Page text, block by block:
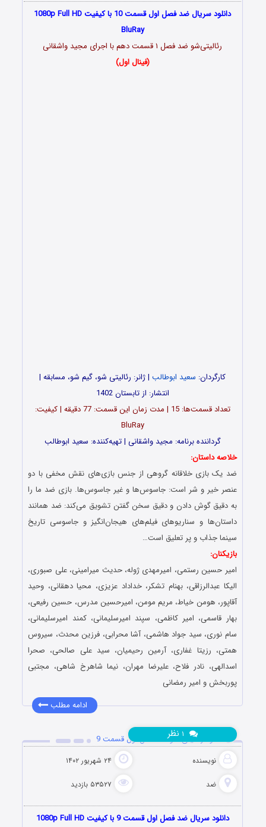
دانلود سریال ضد فصل اول قسمت 10 با کیفیت 1080p Full HD
BluRay
رئالیتی‌شو ضد فصل ۱ قسمت دهم با اجرای مجید واشقانی
(فینال اول)
کارگردان: سعید ابوطالب | ژانر: رئالیتی شو، گیم شو، مسابقه |
انتشار: از تابستان 1402
تعداد قسمت‌ها: 15 | مدت زمان این قسمت: 77 دقیقه | کیفیت:
BluRay
گرداننده برنامه: مجید واشقانی | تهیه‌کننده: سعید ابوطالب
خلاصه داستان:
ضد یک بازی خلاقانه گروهی از جنس بازی‌های نقش مخفی با دو
عنصر خیر و شر است: جاسوس‌ها و غیر جاسوس‌ها. بازی ضد ما را
به دقیق گوش دادن و دقیق سخن گفتن تشویق می‌کند: ضد همانند
داستان‌ها و سناریوهای فیلم‌های هیجان‌انگیز و جاسوسی تاریخ
سینما جذاب و پر تعلیق است…
بازیکنان:
امیر حسین رستمی، امیرمهدی ژوله، حدیث میرامینی، علی صبوری،
الیکا عبدالرزاقی، بهنام تشکر، خداداد عزیزی، محیا دهقانی، وحید
آقاپور، هومن خیاط، مریم مومن، امیرحسین مدرس، حسین رفیعی،
بهار قاسمی، امیر کاظمی، سپند امیرسلیمانی، کمند امیرسلیمانی،
سام نوری، سید جواد هاشمی، آشا محرابی، فرزین محدث، سیروس
همتی، رزیتا غفاری، آرمین رحیمیان، سید علی صالحی، صحرا
اسدالهی، نادر فلاح، علیرضا مهران، نیما شاهرخ شاهی، مجتبی
پوربخش و امیر رمضانی
ادامه مطلب
دانلود رئالیتی شو ضد فصل اول قسمت 9
نویسنده ۲۴ شهریور ۱۴۰۲
ضد ۵۳۵۲۷ بازدید
نظر
دانلود سریال ضد فصل اول قسمت 9 با کیفیت 1080p Full HD